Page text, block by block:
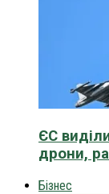
ЄС
дрони,
Бізнес